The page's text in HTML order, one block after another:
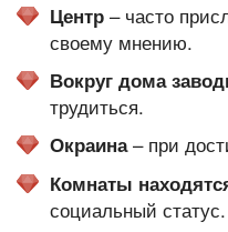
Центр – часто
своему мнению.
Вокруг дома
трудиться.
Окраина– при
Комнаты
социальный статус.